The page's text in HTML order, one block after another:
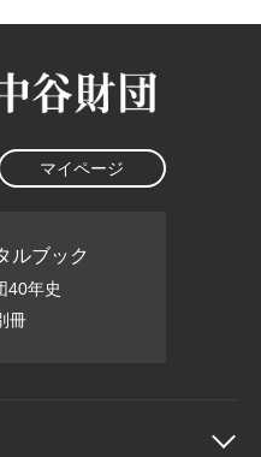
マイページ
ルブック
40年史
冊